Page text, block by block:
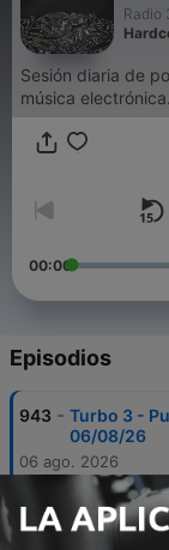
Radio
Sesión diaria de
música electrónica.
00:00
Episodios
943 - Turbo 3 -
06/08/26
06 ago. 2026
942 Turbo 3 -
05 ago. 2026